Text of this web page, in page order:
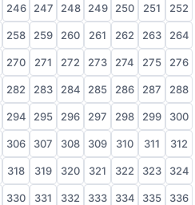
246 247 248 249 250 251 252
258 259 260 261 262 263 264
270 271 272 273 274 275 276
282 283 284 285 286 287 288
294 295 296 297 298 299 300
306 307 308 309 310 311 312
318 319 320 321 322 323 324
330 331 332 333 334 335 336